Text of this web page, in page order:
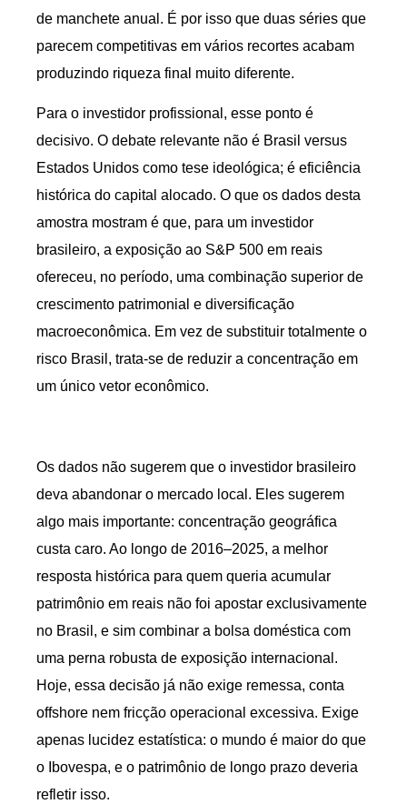
de manchete anual. É por isso que duas séries que
parecem competitivas em vários recortes acabam
produzindo riqueza final muito diferente.
Para o investidor profissional, esse ponto é
decisivo. O debate relevante não é Brasil versus
Estados Unidos como tese ideológica; é eficiência
histórica do capital alocado. O que os dados desta
amostra mostram é que, para um investidor
brasileiro, a exposição ao S&P 500 em reais
ofereceu, no período, uma combinação superior de
crescimento patrimonial e diversificação
macroeconômica. Em vez de substituir totalmente o
risco Brasil, trata-se de reduzir a concentração em
um único vetor econômico.
Os dados não sugerem que o investidor brasileiro
deva abandonar o mercado local. Eles sugerem
algo mais importante: concentração geográfica
custa caro. Ao longo de 2016–2025, a melhor
resposta histórica para quem queria acumular
patrimônio em reais não foi apostar exclusivamente
no Brasil, e sim combinar a bolsa doméstica com
uma perna robusta de exposição internacional.
Hoje, essa decisão já não exige remessa, conta
offshore nem fricção operacional excessiva. Exige
apenas lucidez estatística: o mundo é maior do que
o Ibovespa, e o patrimônio de longo prazo deveria
refletir isso.